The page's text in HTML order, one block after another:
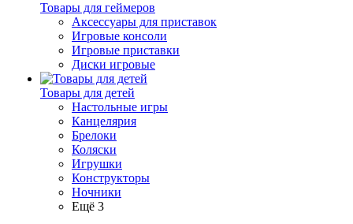
Товары для геймеров
Аксессуары для приставок
Игровые консоли
Игровые приставки
Диски игровые
Товары для детей
Настольные игры
Канцелярия
Брелоки
Коляски
Игрушки
Конструкторы
Ночники
Ещё 3